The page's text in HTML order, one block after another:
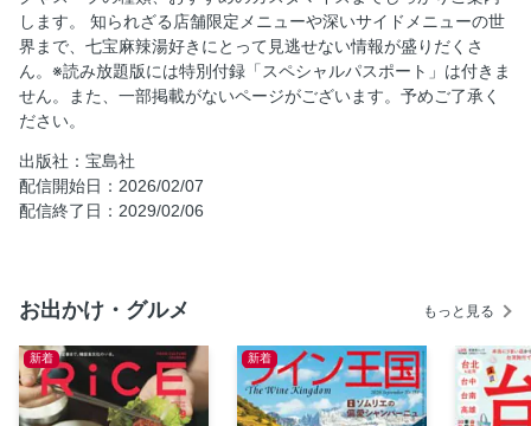
トッピングが小袋入り、選べる辛さは無制限…… etc. いつも
とちょっと違う楽しみ方ができるお店
お店の数だけ個性がある ここでしか味わえない限定メニュ
ーにも注目！
美味しさも楽しみ方もいろいろ！七宝麻辣湯を知り尽くすス
タッフいち推しカスタマイズ！
あと1品！も満足できる 麻辣湯と相性抜群のサイドメニュー
食べたいときに、いつでも♪ 「おうちでチーパオ」で手軽に
オ」アレンジレシピ
メニューたち
赤坂店・五反田店・吉祥寺北口店限定 七宝「薬膳火鍋」の
楽しみ方
します。 知られざる店舗限定メニューや深いサイドメニューの世
界まで、七宝麻辣湯好きにとって見逃せない情報が盛りだくさ
ん。※読み放題版には特別付録「スペシャルパスポート」は付きま
せん。また、一部掲載がないページがございます。予めご了承く
ださい。
出版社：宝島社
配信開始日：2026/02/07
配信終了日：2029/02/06
お出かけ・グルメ もっと見る
新着 新着